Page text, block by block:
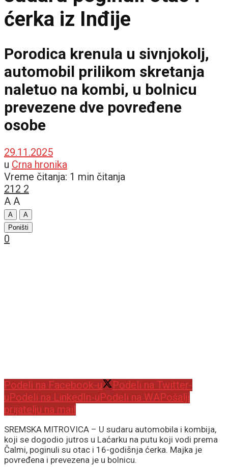
ćerka iz Inđije
Porodica krenula u sivnjokolj,
automobil prilikom skretanja
naletuo na kombi, u bolnicu
prevezene dve povređene
osobe
29.11.2025
u Crna hronika
Vreme čitanja: 1 min čitanja
212 2
A A
A
A
Poništi
0
Podeli na Facebook-u
Podeli na Twitter-
uPodeli na LinkedIn-uPodeli na WAPošalji
prijatelju na mail
SREMSKA MITROVICA – U sudaru automobila i kombija,
koji se dogodio jutros u Laćarku na putu koji vodi prema
Čalmi, poginuli su otac i 16-godišnja ćerka. Majka je
povređena i prevezena je u bolnicu.